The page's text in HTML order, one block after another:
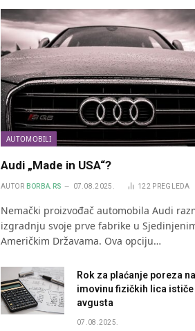
AUTOMOBILI
Audi „Made in USA“?
AUTOR BORBA.RS 07.08.2025. 122 PREGLEDA
Nemački proizvođač automobila Audi
izgradnju svoje prve fabrike u
Američkim Državama. Ova opciju…
Rok za plaćanje poreza na
imovinu fizičkih lica ističe
avgusta
07.08.2025.